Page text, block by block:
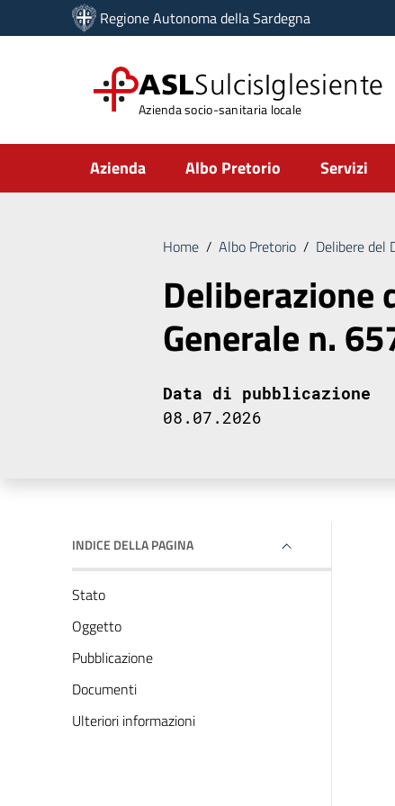
Vai ai contenuti
Vai al menu di navigazione
Regione Autonoma della Sardegna
ASLSulcisIglesiente
Azienda socio-sanitaria locale
Submenu
Azienda Albo Pretorio Servizi
Home / Albo Pretorio / Delibere del
Deliberazione
Generale n.
Data di pubblicazione
08.07.2026
INDICE DELLA PAGINA
Stato
Oggetto
Pubblicazione
Documenti
Ulteriori informazioni